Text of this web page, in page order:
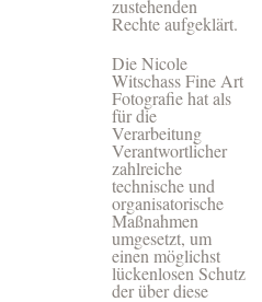
zustehenden
Rechte aufgeklärt.
Die Nicole
Witschass Fine Art
Fotografie hat als
für die
Verarbeitung
Verantwortlicher
zahlreiche
technische und
organisatorische
Maßnahmen
umgesetzt, um
einen möglichst
lückenlosen Schutz
der über diese